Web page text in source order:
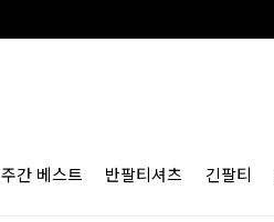
주간 베스트 반팔티셔츠 긴팔티